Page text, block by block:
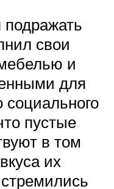
свои
и
для
социального
пустые
в том
их